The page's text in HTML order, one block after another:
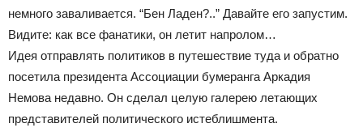
немного заваливается. “Бен Ладен?..” Давайте его запустим.
Видите: как все фанатики, он летит напролом…
Идея отправлять политиков в путешествие туда и обратно
посетила президента Ассоциации бумеранга Аркадия
Немова недавно. Он сделал целую галерею летающих
представителей политического истеблишмента.